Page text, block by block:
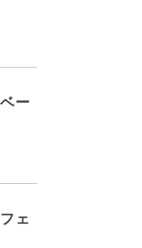
ー
ェ